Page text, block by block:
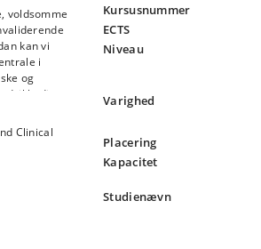
voldsomme
kan vi
i
og
din
både i
Clinical
Kursusnummer
ECTS
Niveau
Varighed
Placering
Kapacitet
Studienævn